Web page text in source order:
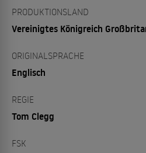
PRODUKTIONSLAND
Vereinigtes Königreich
ORIGINALSPRACHE
Englisch
REGIE
Tom Clegg
FSK